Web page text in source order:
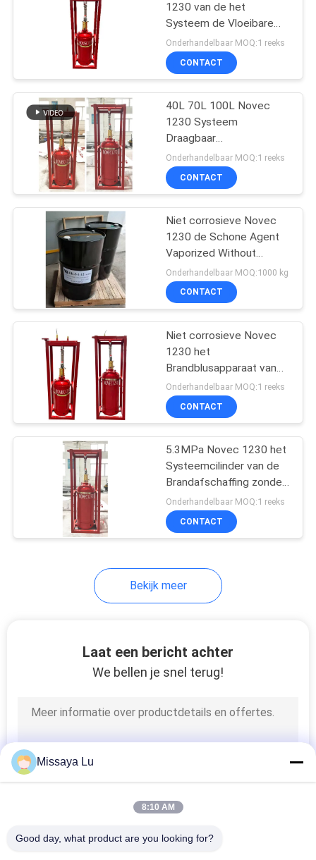
1230 van de het
Systeem de Vloeibare
Vorm van de
Brandafschaffing Cilinder
van Novec
Onderhandelbaar MOQ:1 reeks
CONTACT
40L 70L 100L Novec
1230 Systeem
Draagbaar
Brandblusapparaat
gelijkstroom 24V 1.6A
Onderhandelbaar MOQ:1 reeks
CONTACT
Niet corrosieve Novec
1230 de Schone Agent
Vaporized Without
Residue van de
Brandafschaffing
Onderhandelbaar MOQ:1000 kg
CONTACT
Niet corrosieve Novec
1230 het
Brandblusapparaat van
het Afschaffingssysteem
Onderhandelbaar MOQ:1 reeks
CONTACT
5.3MPa Novec 1230 het
Systeemcilinder van de
Brandafschaffing zonder
Verontreiniging
Onderhandelbaar MOQ:1 reeks
CONTACT
Bekijk meer
Laat een bericht achter
We bellen je snel terug!
Missaya Lu
8:10 AM
Good day, what product are you looking for?